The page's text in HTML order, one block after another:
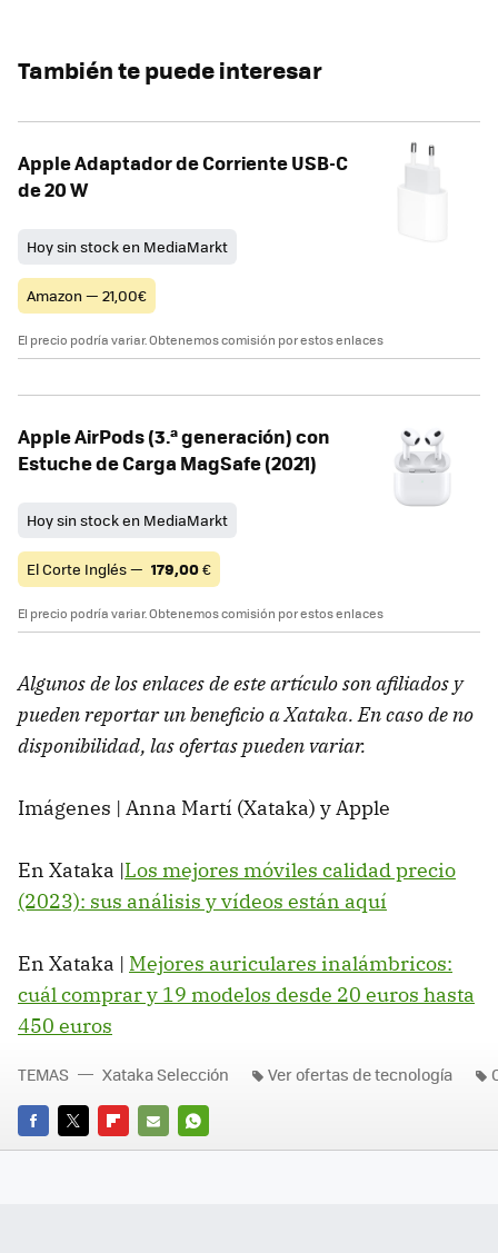
También te puede interesar
Apple Adaptador de Corriente USB-C
de 20 W ​​​​​​​
Hoy sin stock en MediaMarkt
Amazon — 21,00€
El precio podría variar. Obtenemos comisión por estos enlaces
Apple AirPods (3.ª generación) con
Estuche de Carga MagSafe (2021)
Hoy sin stock en MediaMarkt
El Corte Inglés — 179,00€
El precio podría variar. Obtenemos comisión por estos enlaces
Algunos de los enlaces de este artículo son afiliados y
pueden reportar un beneficio a Xataka. En caso de no
disponibilidad, las ofertas pueden variar.
Imágenes | Anna Martí (Xataka) y Apple
En Xataka |Los mejores móviles calidad precio
(2023): sus análisis y vídeos están aquí
En Xataka | Mejores auriculares inalámbricos:
cuál comprar y 19 modelos desde 20 euros hasta
450 euros
FACEBOOK
TWITTERFLIPBOARD
E-
WHATSAPP
TEMAS Xataka Selección Ver ofertas de tecnología